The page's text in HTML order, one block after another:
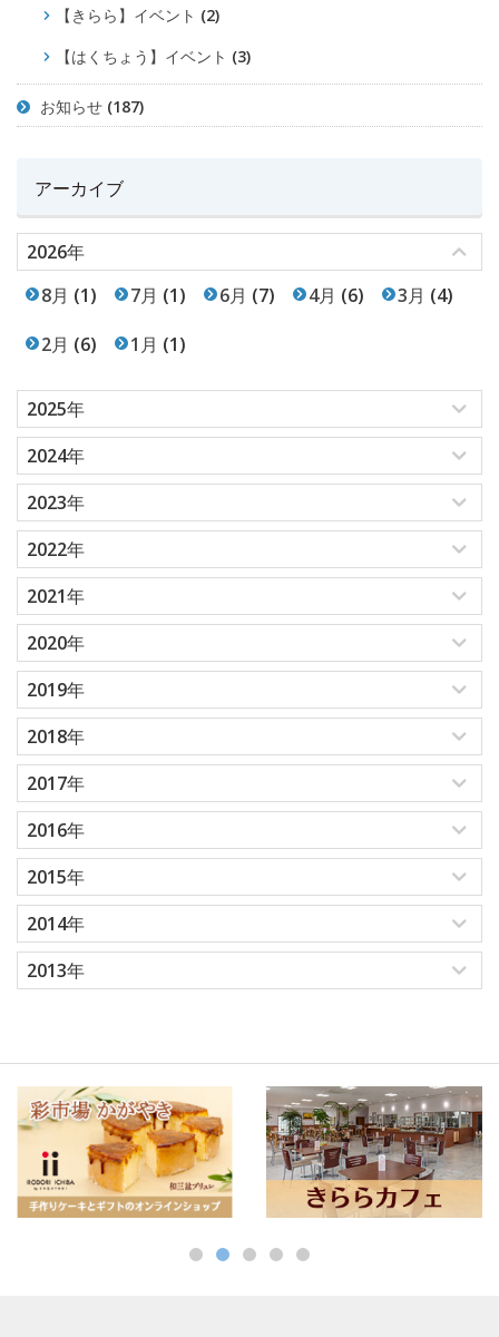
【きらら】イベント (2)
【はくちょう】イベント (3)
お知らせ (187)
アーカイブ
2026年
8月 (1) 7月 (1) 6月 (7) 4月 (6) 3月 (4)
2月 (6) 1月 (1)
2025年
2024年
2023年
2022年
2021年
2020年
2019年
2018年
2017年
2016年
2015年
2014年
2013年